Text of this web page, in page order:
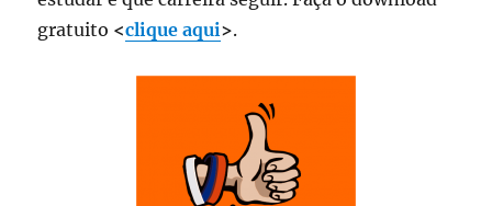
gratuito <clique aqui>.